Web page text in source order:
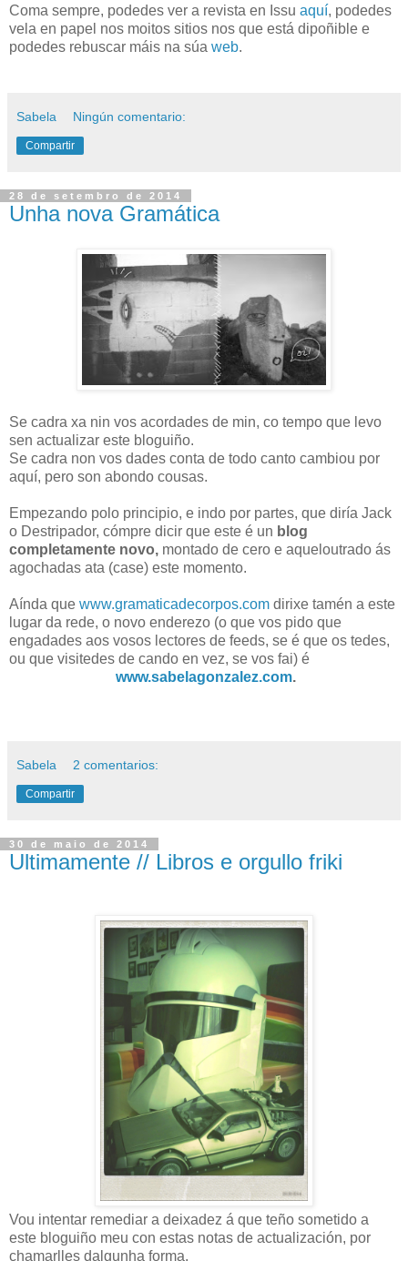
Coma sempre, podedes ver a revista en Issu aquí, podedes
vela en papel nos moitos sitios nos que está dipoñible e
podedes rebuscar máis na súa web.
Sabela Ningún comentario:
Compartir
28 de setembro de 2014
Unha nova Gramática
Se cadra xa nin vos acordades de min, co tempo que levo
sen actualizar este bloguiño.
Se cadra non vos dades conta de todo canto cambiou por
aquí, pero son abondo cousas.
Empezando polo principio, e indo por partes, que diría Jack
o Destripador, cómpre dicir que este é un blog
completamente novo, montado de cero e aqueloutrado ás
agochadas ata (case) este momento.
Aínda que www.gramaticadecorpos.com dirixe tamén a este
lugar da rede, o novo enderezo (o que vos pido que
engadades aos vosos lectores de feeds, se é que os tedes,
ou que visitedes de cando en vez, se vos fai) é
www.sabelagonzalez.com.
Sabela 2 comentarios:
Compartir
30 de maio de 2014
Ultimamente // Libros e orgullo friki
Vou intentar remediar a deixadez á que teño sometido a
este bloguiño meu con estas notas de actualización, por
chamarlles dalgunha forma.